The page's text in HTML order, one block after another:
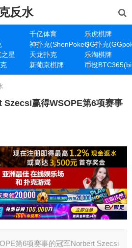
反水
千亿体育
乐虎棋牌
神扑克(ShenPoker)GG扑克
星 天龙扑克
乐淘棋牌
新葡京棋牌 币投
Szecsi赢得WSOPE第6项赛事
第6项赛事的冠军Norbert Szecsi